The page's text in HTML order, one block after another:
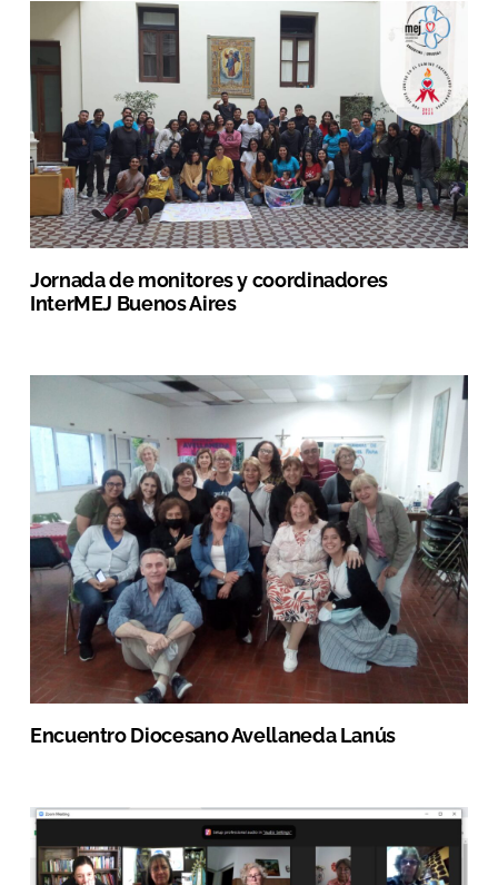
Jornada de monitores y coordinadores
InterMEJ Buenos Aires
Encuentro Diocesano Avellaneda Lanús